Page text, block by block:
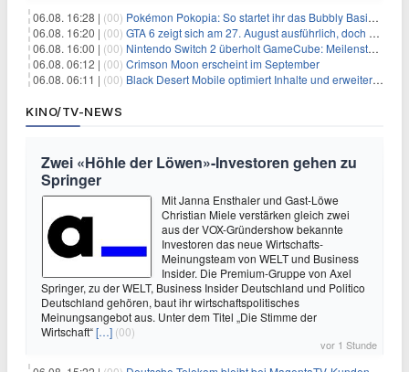
06.08. 16:28 | (00) Pokémon Pokopia: So startet ihr das Bubbly Basin-DLC
06.08. 16:20 | (00) GTA 6 zeigt sich am 27. August ausführlich, doch Netflix bekommt sechs Stunden Vorsprung
06.08. 16:00 | (00) Nintendo Switch 2 überholt GameCube: Meilenstein schon nach kurzer Zeit erreicht
06.08. 06:12 | (00) Crimson Moon erscheint im September
06.08. 06:11 | (00) Black Desert Mobile optimiert Inhalte und erweitert Treasure Access
KINO/TV-NEWS
Zwei «Höhle der Löwen»-Investoren gehen zu
Springer
Mit Janna Ensthaler und Gast-Löwe
Christian Miele verstärken gleich zwei
aus der VOX-Gründershow bekannte
Investoren das neue Wirtschafts-
Meinungsteam von WELT und Business
Insider. Die Premium-Gruppe von Axel
Springer, zu der WELT, Business Insider Deutschland und Politico
Deutschland gehören, baut ihr wirtschaftspolitisches
Meinungsangebot aus. Unter dem Titel „Die Stimme der
Wirtschaft“[…] (00)
vor 1 Stunde